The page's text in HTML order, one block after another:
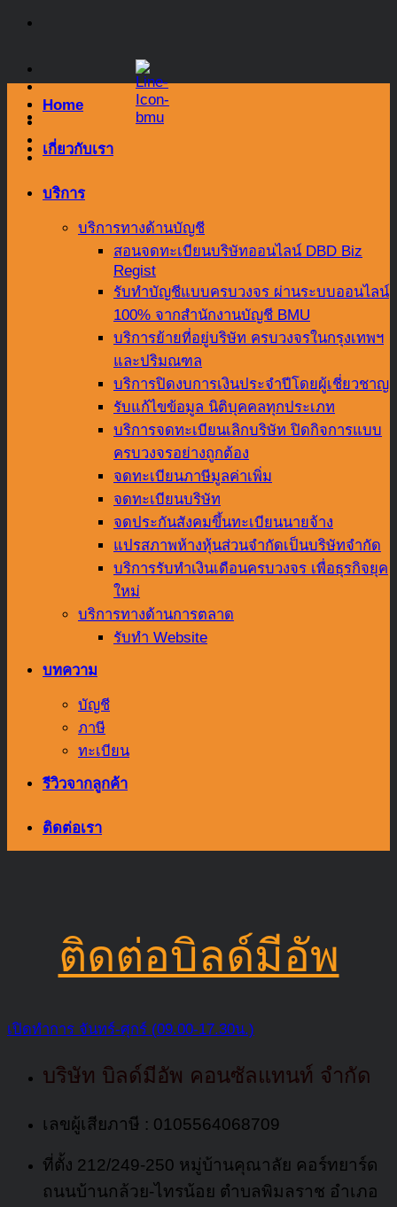
Skip
Home
เกี่ยวกับเรา
บริการ
บริการทางด้านบัญชี
สอนจดทะเบียนบริษัทออนไลน์ DBD Biz
Regist
รับทำบัญชีแบบครบวงจร ผ่านระบบออนไลน์
100% จากสำนักงานบัญชี BMU
บริการย้ายที่อยู่บริษัท ครบวงจรในกรุงเทพฯ
และปริมณฑล
บริการปิดงบการเงินประจำปีโดยผู้เชี่ยวชาญ
รับแก้ไขข้อมูล นิติบุคคลทุกประเภท
บริการจดทะเบียนเลิกบริษัท ปิดกิจการแบบ
ครบวงจรอย่างถูกต้อง
จดทะเบียนภาษีมูลค่าเพิ่ม
จดทะเบียนบริษัท
จดประกันสังคมขึ้นทะเบียนนายจ้าง
แปรสภาพห้างหุ้นส่วนจำกัดเป็นบริษัทจำกัด
บริการรับทำเงินเดือนครบวงจร เพื่อธุรกิจยุค
ใหม่
บริการทางด้านการตลาด
รับทำ Website
บทความ
บัญชี
ภาษี
ทะเบียน
รีวิวจากลูกค้า
ติดต่อเรา
ติดต่อบิลด์มีอัพ
เปิดทำการ จันทร์-ศุกร์ (09.00-17.30น.)
บริษัท บิลด์มีอัพ คอนซัลแทนท์ จำกัด
เลขผู้เสียภาษี : 0105564068709
ที่ตั้ง 212/249-250 หมู่บ้านคุณาลัย คอร์ทยาร์ด
ถนนบ้านกล้วย-ไทรน้อย ตำบลพิมลราช อำเภอ